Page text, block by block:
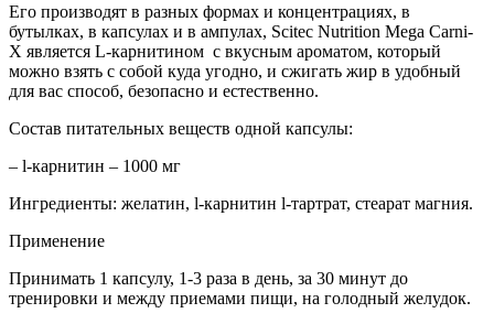
Его производят в разных формах и концентрациях, в
бутылках, в капсулах и в ампулах, Scitec Nutrition Mega Carni-
X является L-карнитином с вкусным ароматом, который
можно взять с собой куда угодно, и сжигать жир в удобный
для вас способ, безопасно и естественно.
Cостав питательных веществ одной капсулы:
– l-карнитин – 1000 мг
Ингредиенты: желатин, l-карнитин l-тартрат, стеарат магния.
Применение
Принимать 1 капсулу, 1-3 раза в день, за 30 минут до
тренировки и между приемами пищи, на голодный желудок.